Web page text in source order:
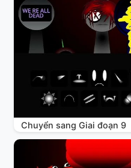
Chuyển sang Giai đoạn 9